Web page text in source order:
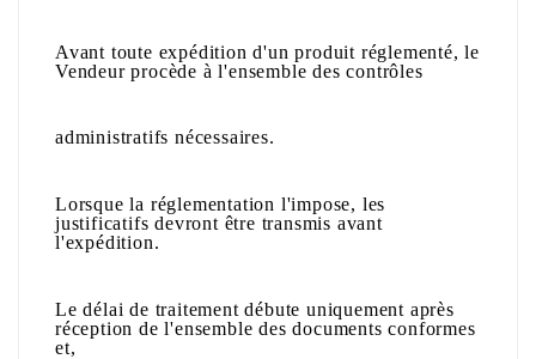
Avant toute expédition d'un produit réglementé, le
Vendeur procède à l'ensemble des contrôles
administratifs nécessaires.
Lorsque la réglementation l'impose, les
justificatifs devront être transmis avant
l'expédition.
Le délai de traitement débute uniquement après
réception de l'ensemble des documents conformes
et,